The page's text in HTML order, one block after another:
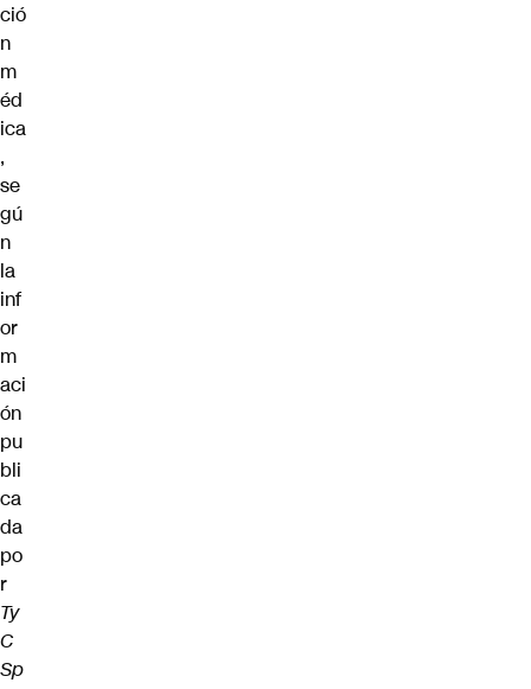
ció
n
m
éd
ica
,
se
gú
n
la
inf
or
m
aci
ón
pu
bli
ca
da
po
r
Ty
C
Sp